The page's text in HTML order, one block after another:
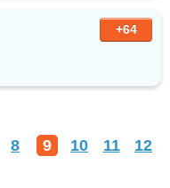
+64
8 9 10 11
12